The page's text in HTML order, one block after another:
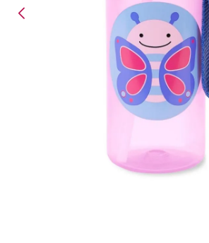
Με την προσφορά
θα λάβεις δωρεάν
χαμηλότερη τιμή αν αγοράσεις
Με την προσφορά
κερδίζεις
αγοράσεις τουλάχιστον με την
ΠΗΓΑΙΝΕ ΣΤΟ ΚΑΛΑΘΙ
Είναι για δώρο;
ΝΑΙ